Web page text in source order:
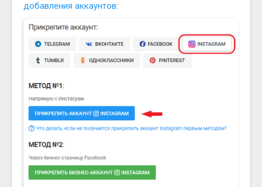
добавления аккаунтов: